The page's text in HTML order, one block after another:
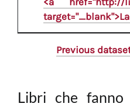
Previous
Libri che